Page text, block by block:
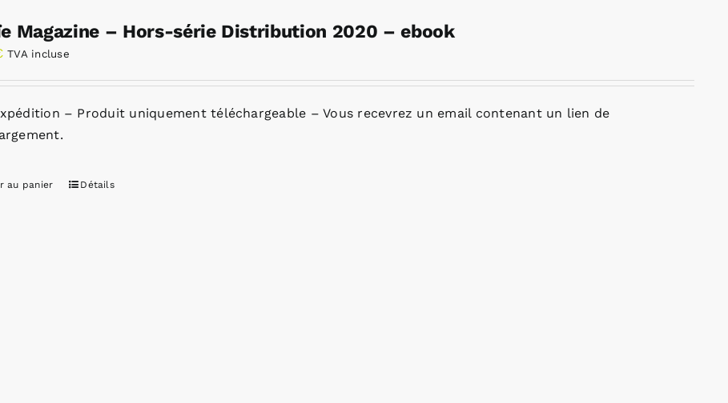
Magazine – Hors-série Distribution 2020 – ebook
TVA incluse
– Produit uniquement téléchargeable – Vous recevrez un email contenant un lien de
au panier Détails